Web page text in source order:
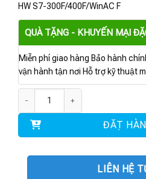
HW S7-300F/400F/WinAC F
QUÀ TẶNG - KHUYẾN MẠI
Miễn phí giao hàng Bảo hành
vận hành tận nơi Hỗ trợ kỹ thuật
ĐẶT
LIÊN HỆ